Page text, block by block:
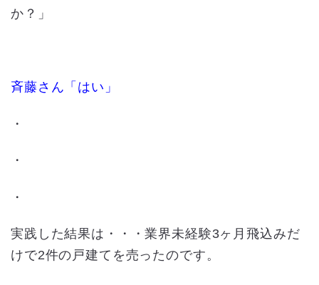
か？」
斉藤さん「はい」
・
・
・
実践した結果は・・・業界未経験3ヶ月飛込みだ
けで2件の戸建てを売ったのです。